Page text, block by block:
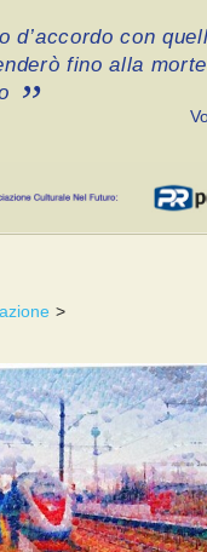
d’accordo con
fino alla
>